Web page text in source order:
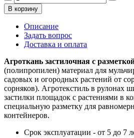
Описание
Задать вопрос
Доставка и оплата
Агроткань застилочная с
(полипропилен) материал для
садовых и огородных растений от
сорняков). Агротекстиль в рулонах
застилки площадок с растениями в
специальную разметку для
контейнеров.
Срок эксплуатации - от 5 до 7